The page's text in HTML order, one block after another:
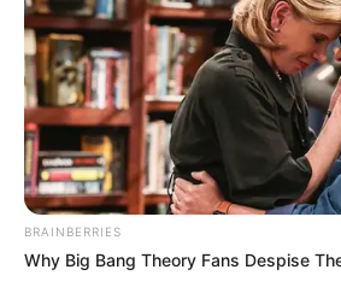
This Woman Chose To Live Like A
BRAINBERRIES
BRAINBERRIES
Why Big Bang Theory Fans Despise